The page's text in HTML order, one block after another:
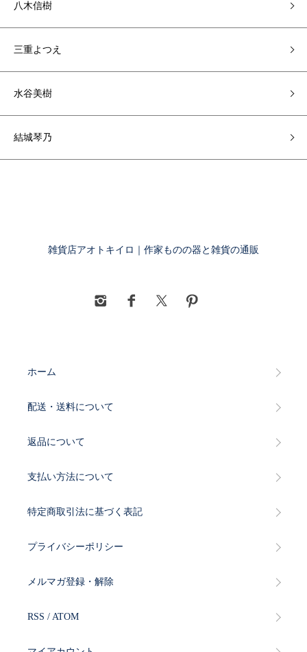
八木信樹
三重よつえ
水谷美樹
結城琴乃
雑貨店アオトキイロ｜作家ものの器と雑貨の通販
ホーム
配送・送料について
返品について
支払い方法について
特定商取引法に基づく表記
プライバシーポリシー
メルマガ登録・解除
RSS / ATOM